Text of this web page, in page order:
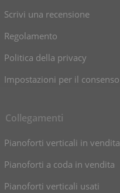
Scrivi una recensione
Regolamento
Politica della privacy
Impostazioni per il consenso
Collegamenti
Pianoforti verticali in vendita
Pianoforti a coda in vendita
Pianoforti verticali usati